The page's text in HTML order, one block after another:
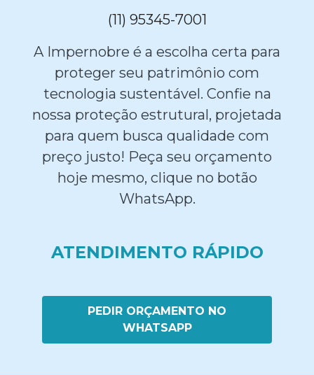
(11) 95345-7001
A Impernobre é a escolha certa para
proteger seu patrimônio com
tecnologia sustentável. Confie na
nossa proteção estrutural, projetada
para quem busca qualidade com
preço justo! Peça seu orçamento
hoje mesmo, clique no botão
WhatsApp.
ATENDIMENTO RÁPIDO
PEDIR ORÇAMENTO NO
WHATSAPP